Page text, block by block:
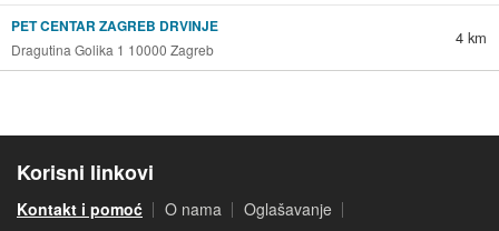
PET CENTAR ZAGREB DRVINJE
Dragutina Golika 1 10000 Zagreb
4 km
Korisni linkovi
Kontakt i pomoć O nama
Oglašavanje